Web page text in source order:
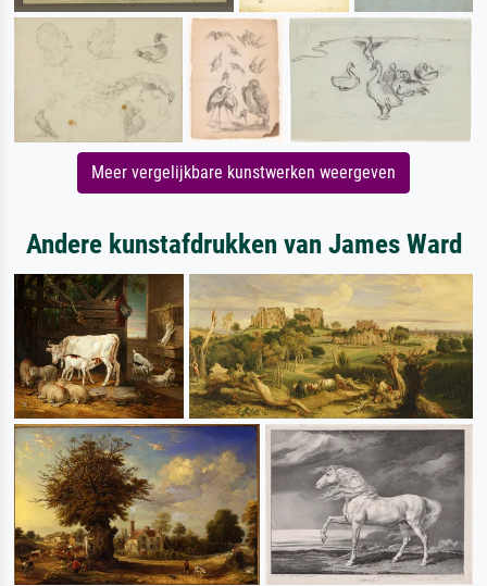
Meer vergelijkbare kunstwerken weergeven
Andere kunstafdrukken van James Ward